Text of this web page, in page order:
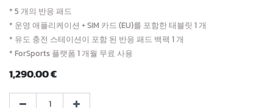
* 5 개의 반응 패드
* 운영 애플리케이션 + SIM 카드 (EU)를 포함한 태블릿 1 개
* 유도 충전 스테이션이 포함 된 반응 패드 백팩 1 개
* ForSports 플랫폼 1 개월 무료 사용
1,290.00€